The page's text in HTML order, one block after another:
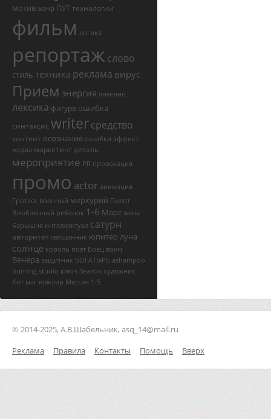
мотив жанр ПУТ технологии
фильм логика
репортаж слово
стиль техника реклама вирус
Прием энергия явление
лексика фигура ошибка
синтаксис writerсредство
контент осознание ошибки эффект
медиа маркетингдеталь
мероприятие PR провокация
промо actor анимация
Гротеск военный меркурий Пилот
Влюбленный ребенок 1-6 Марс жена
барышня интеллектуал сатурн
авторитет священник юпитер луна
солнце король поэт Боец воин
Венера защитник БОГАТЫРЬ ashampoo
burning studio ключ Знаток художник
Кот маг ювелир Мессия 1-5
© 2014-2025, А.В.Шабельник, asq_14@mail.ru
Реклама
Правила Контакты Помощь Вверх